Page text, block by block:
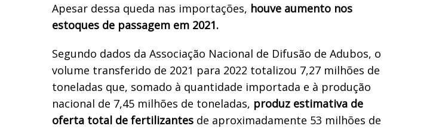
Apesar dessa queda nas importações, houve aumento nos
estoques de passagem em 2021.
Segundo dados da Associação Nacional de Difusão de Adubos, o
volume transferido de 2021 para 2022 totalizou 7,27 milhões de
toneladas que, somado à quantidade importada e à produção
nacional de 7,45 milhões de toneladas, produz estimativa de
oferta total de fertilizantes de aproximadamente 53 milhões de